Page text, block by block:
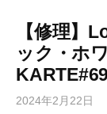
【修理】
ック・ホ
2024年2月22日